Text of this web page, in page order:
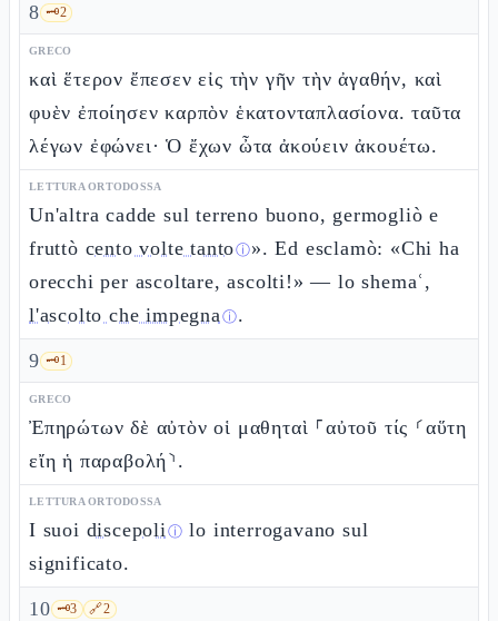
8 🗝️2
GRECO
καὶ ἕτερον ἔπεσεν εἰς τὴν γῆν τὴν ἀγαθήν, καὶ
φυὲν ἐποίησεν καρπὸν ἑκατονταπλασίονα. ταῦτα
λέγων ἐφώνει· Ὁ ἔχων ὦτα ἀκούειν ἀκουέτω.
LETTURA ORTODOSSA
Un'altra cadde sul terreno buono, germogliò e
fruttò cento volte tantoⓘ». Ed esclamò: «Chi ha
orecchi per ascoltare, ascolti!» — lo shemaʿ,
l'ascolto che impegnaⓘ.
9 🗝️1
GRECO
Ἐπηρώτων δὲ αὐτὸν οἱ μαθηταὶ ⸀αὐτοῦ τίς ⸂αὕτη
εἴη ἡ παραβολή⸃.
LETTURA ORTODOSSA
I suoi discepoliⓘ lo interrogavano sul
significato.
10 🗝️3 🔗2